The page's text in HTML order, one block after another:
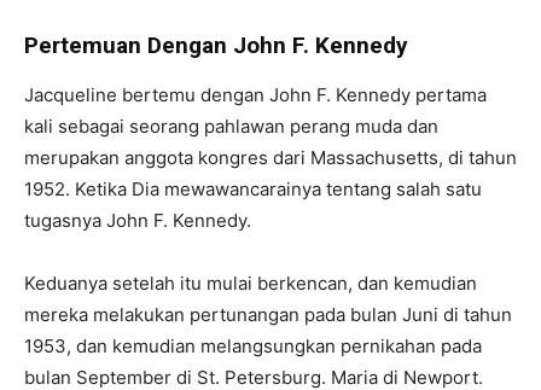
Pertemuan Dengan John F. Kennedy
Jacqueline bertemu dengan John F. Kennedy pertama
kali sebagai seorang pahlawan perang muda dan
merupakan anggota kongres dari Massachusetts, di tahun
1952. Ketika Dia mewawancarainya tentang salah satu
tugasnya John F. Kennedy.
Keduanya setelah itu mulai berkencan, dan kemudian
mereka melakukan pertunangan pada bulan Juni di tahun
1953, dan kemudian melangsungkan pernikahan pada
bulan September di St. Petersburg. Maria di Newport.